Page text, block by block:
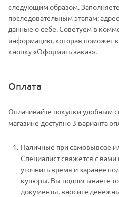
следующим образом.
последовательным этапам:
данные о себе. Советуем в
информацию, которая поможет
кнопку «Оформить заказ».
Оплата
Оплачивайте покупки удобным
магазине доступно 3 варианта
Наличные при самовывозе
Специалист свяжется с вами
уточнить время и заранее
купюры. Вы подписываете
документы, вносите